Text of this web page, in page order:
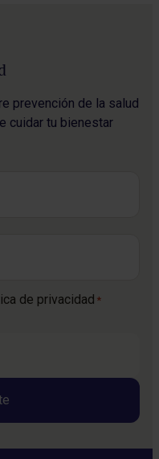
prevención de la salud
cuidar tu bienestar
de privacidad *